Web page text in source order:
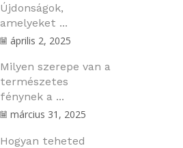
Újdonságok,
amelyeket ...
április 2, 2025
Milyen szerepe van a
természetes
fénynek a ...
március 31, 2025
Hogyan teheted